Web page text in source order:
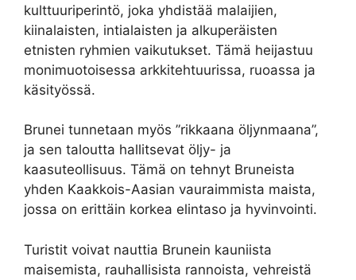
kulttuuriperintö, joka yhdistää malaijien,
kiinalaisten, intialaisten ja alkuperäisten
etnisten ryhmien vaikutukset. Tämä heijastuu
monimuotoisessa arkkitehtuurissa, ruoassa ja
käsityössä.
Brunei tunnetaan myös ”rikkaana öljynmaana”,
ja sen taloutta hallitsevat öljy- ja
kaasuteollisuus. Tämä on tehnyt Bruneista
yhden Kaakkois-Aasian vauraimmista maista,
jossa on erittäin korkea elintaso ja hyvinvointi.
Turistit voivat nauttia Brunein kauniista
maisemista, rauhallisista rannoista, vehreistä